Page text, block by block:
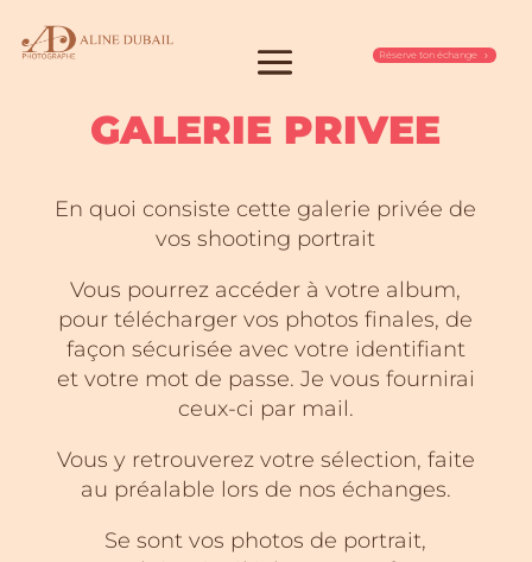
Réserve ton échange
GALERIE PRIVEE
En quoi consiste cette galerie privée de
vos shooting portrait
Vous pourrez accéder à votre album,
pour télécharger vos photos finales, de
façon sécurisée avec votre identifiant
et votre mot de passe. Je vous fournirai
ceux-ci par mail.
Vous y retrouverez votre sélection, faite
au préalable lors de nos échanges.
Se sont vos photos de portrait,